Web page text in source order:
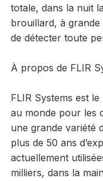
totale, dans la nuit
brouillard, à
de détecter toute
À propos de FLIR
FLIR Systems est
au monde pour les
une grande variété
plus de 50 ans
actuellement
milliers, dans la